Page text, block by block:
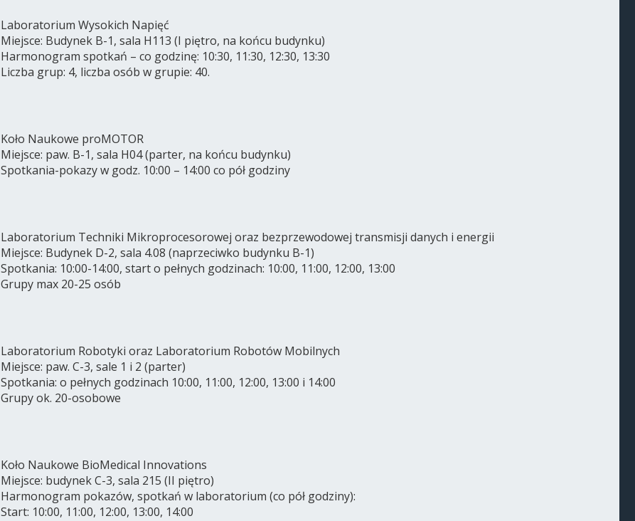
Laboratorium Wysokich Napięć
Miejsce: Budynek B-1, sala H113 (I piętro, na końcu budynku)
Harmonogram spotkań – co godzinę: 10:30, 11:30, 12:30, 13:30
Liczba grup: 4, liczba osób w grupie: 40.
Koło Naukowe proMOTOR
Miejsce: paw. B-1, sala H04 (parter, na końcu budynku)
Spotkania-pokazy w godz. 10:00 – 14:00 co pół godziny
Laboratorium Techniki Mikroprocesorowej oraz bezprzewodowej transmisji danych i energii
Miejsce: Budynek D-2, sala 4.08 (naprzeciwko budynku B-1)
Spotkania: 10:00-14:00, start o pełnych godzinach: 10:00, 11:00, 12:00, 13:00
Grupy max 20-25 osób
Laboratorium Robotyki oraz Laboratorium Robotów Mobilnych
Miejsce: paw. C-3, sale 1 i 2 (parter)
Spotkania: o pełnych godzinach 10:00, 11:00, 12:00, 13:00 i 14:00
Grupy ok. 20-osobowe
Koło Naukowe BioMedical Innovations
Miejsce: budynek C-3, sala 215 (II piętro)
Harmonogram pokazów, spotkań w laboratorium (co pół godziny):
Start: 10:00, 11:00, 12:00, 13:00, 14:00